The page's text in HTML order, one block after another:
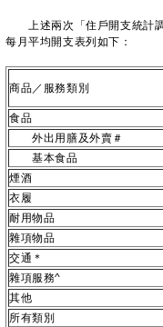
上述兩次「住戶開支統計調
每月平均開支表列如下：
商品／服務類別
食品
外出用膳及外賣＃
基本食品
煙酒
衣履
耐用物品
雜項物品
交通＊
雜項服務^
其他
所有類別